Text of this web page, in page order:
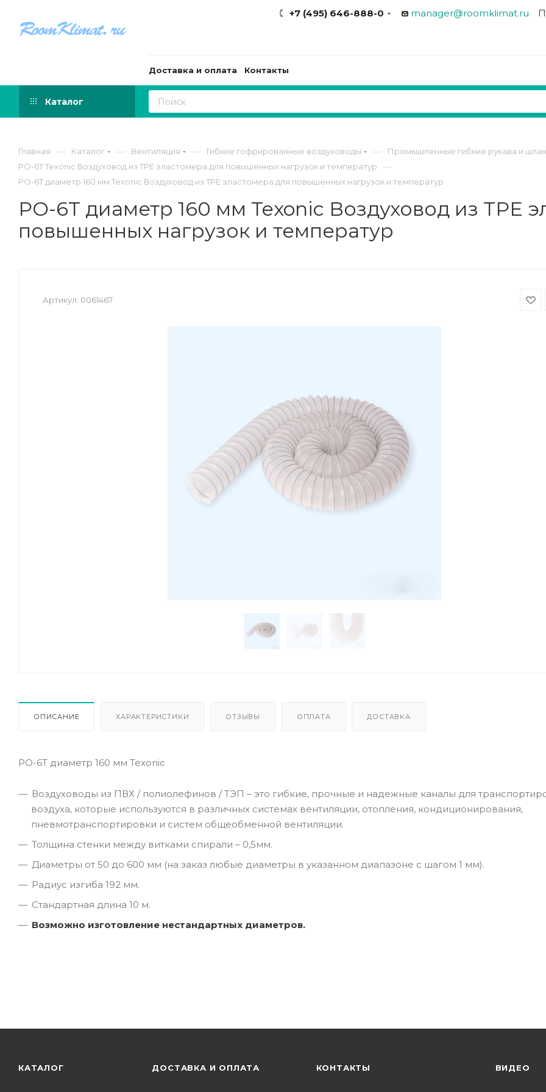
+7 (495) 646-888-0 manager@roomklimat.ru
Доставка и оплата Контакты
Каталог
Главная — Каталог — Вентиляция — Гибкие гофрированные воздуховоды —
Промышленные гибкие рукава и
PO-6T Texonic Воздуховод из TPE эластомера для повышенных нагрузок и температур
—
PO-6T диаметр 160 мм Texonic Воздуховод из TPE эластомера для повышенных нагрузок и температур
PO-6T диаметр 160 мм Texonic Воздуховод из TPE
повышенных нагрузок и температур
Артикул: 0061467
ОПИСАНИЕ ХАРАКТЕРИСТИКИ ОТЗЫВЫ ОПЛАТА ДОСТАВКА
PO-6T диаметр 160 мм Texonic
Воздуховоды из ПВХ / полиолефинов / ТЭП – это гибкие, прочные и надежные каналы для
воздуха, которые используются в различных системах вентиляции, отопления, кондиционирования,
пневмотранспортировки и систем общеобменной вентиляции.
Толщина стенки между витками спирали – 0,5мм.
Диаметры от 50 до 600 мм (на заказ любые диаметры в указанном диапазоне с шагом 1 мм).
Радиус изгиба 192 мм.
Cтандартная длина 10 м.
Возможно изготовление нестандартных диаметров.
КАТАЛОГ ДОСТАВКА И ОПЛАТА КОНТАКТЫ ВИДЕО